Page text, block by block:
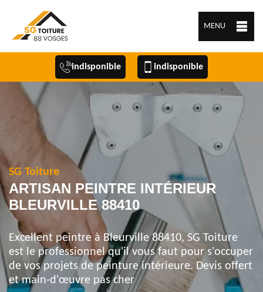
MENU
indisponible indisponible
SG Toiture
ARTISAN PEINTRE INTÉRIEUR
BLEURVILLE 88410
Excellent peintre à Bleurville 88410, SG Toiture
est le professionnel qu'il vous faut pour s'occuper
de vos projets de peinture intérieure. Devis offert
et main-d'œuvre pas cher